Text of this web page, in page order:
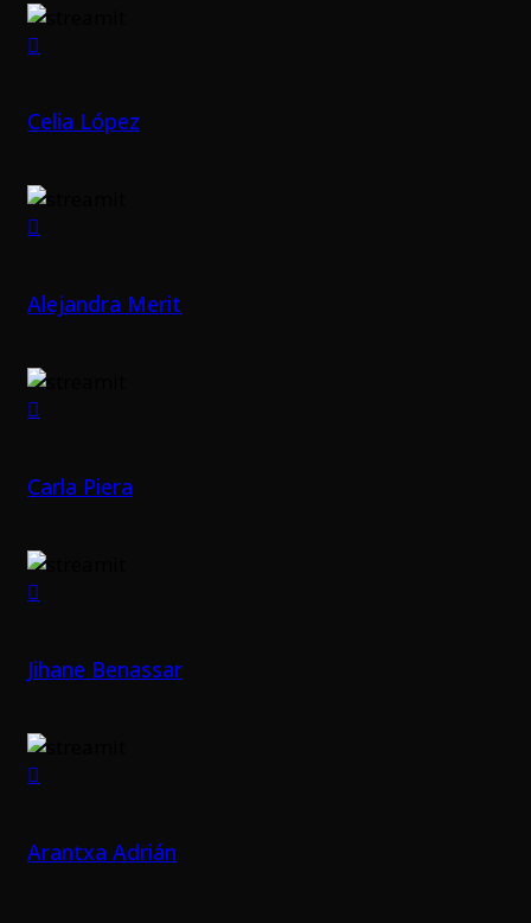
Celia López
Alejandra Merit
Carla Piera
Jihane Benassar
Arantxa Adrián